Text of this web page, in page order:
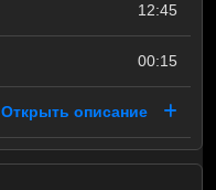
12:45
00:15
Открыть описание